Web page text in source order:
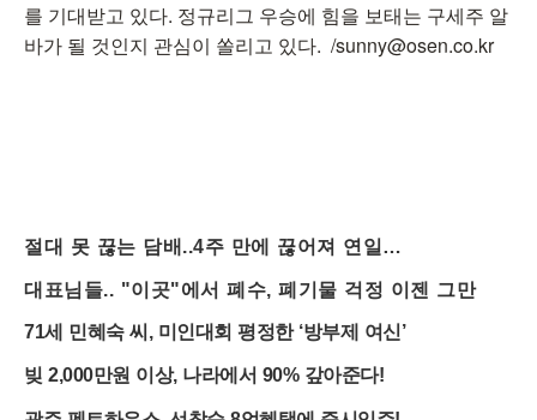
를 기대받고 있다. 정규리그 우승에 힘을 보태는 구세주 알
바가 될 것인지 관심이 쏠리고 있다. /sunny@osen.co.kr